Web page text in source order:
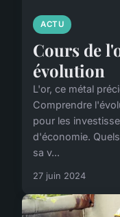
ACTU
Cours de
évolution
L'or, ce métal
Comprendre
pour les
d'économie.
sa v...
27 juin 2024